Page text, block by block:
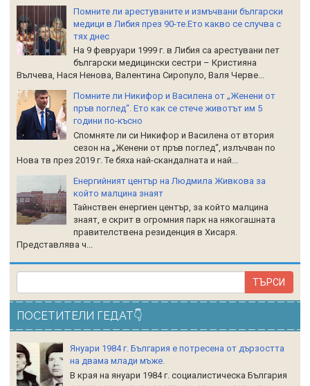
Помните ли арестуваните и измъчвани български
медици в Либия през 90-те.Ето какво се случва с
тях днес
На 9 февруари 1999 г. в Либия са арестувани пет
български медицински сестри – Кристияна
Вълчева, Нася Ненова, Валентина Сиропуло, Валя Черве...
Помните ли Никифор и Василена от „Женени от
пръв поглед“. Ето как се стече животът им 5
години по-късно
Спомняте ли си Никифор и Василена от втория
сезон на „Женени от пръв поглед“, излъчван по
Нова тв през 2019 г. Те бяха най-скандалната и най...
Енергийният център на Людмила Живкова за
който малцина знаят
Тайнствен енергиен център, за който малцина
знаят, е скрит в огромния парк на някогашната
правителствена резиденция в Хисаря.
Представлява ч...
ПОСЕТИТЕЛИ ГЕДАТ👇
Януари 1984 г. България е потресена от дързостта
на двама млади мъже.
В края на януари 1984 г. социалистическа България